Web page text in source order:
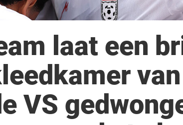
laat een
VS